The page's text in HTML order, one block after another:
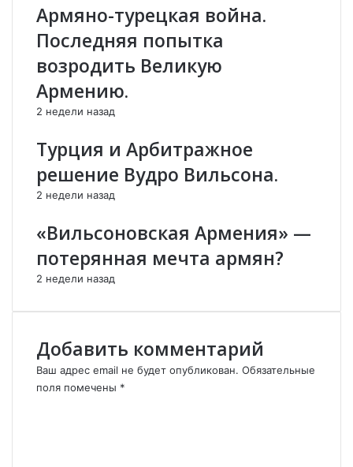
н
о
в
е
ш
е
о
в
р
е
е
и
и
е
п
р
е
и
ь
о
е
п
и
о
у
р
Армяно-турецкая война.
Последняя попытка
возродить Великую
Армению.
2 недели назад
Турция и Арбитражное
решение Вудро Вильсона.
2 недели назад
«Вильсоновская Армения» —
потерянная мечта армян?
2 недели назад
Добавить комментарий
Ваш адрес email не будет опубликован. Обязательные
поля помечены *